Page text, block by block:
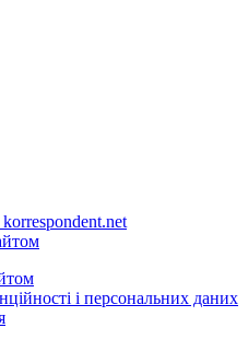
і персональних даних